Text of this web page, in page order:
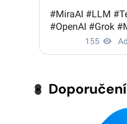
Doporučení